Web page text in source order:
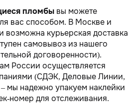
пломбы вы можете
вас способом. В Москве и
возможна курьерская доставка
самовывоз из нашего
договоренности).
России осуществляется
(СДЭК, Деловые Линии,
мы надежно упакуем наклейки
номер для отслеживания.